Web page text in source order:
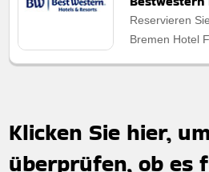
Reservieren
Bremen Hotel
Klicken Sie hier,
überprüfen, ob es